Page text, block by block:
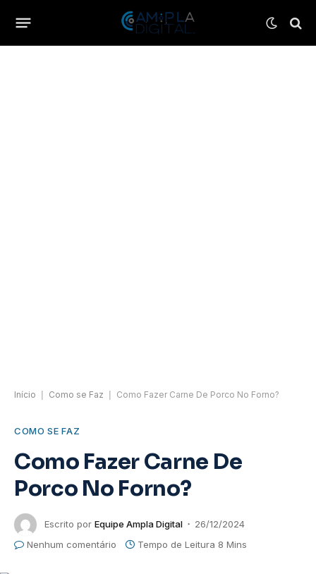
Início Como se Faz Como Fazer Carne De Porco No Forno?
COMO SE FAZ
Como Fazer Carne De
Porco No Forno?
Escrito por Equipe Ampla Digital
26/12/2024
Nenhum comentário
Tempo de Leitura 8 Mins